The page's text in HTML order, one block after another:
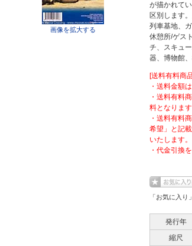
画像を拡大する
が描かれて
区別します
列車基地、
休憩所/ゲス
チ、スキュ
器、博物館
[送料有料商
・送料金額
・送料有料
料となりま
・送料有料
希望」と記
いたします。
・代金引換
「お気に入
発行年
縮尺